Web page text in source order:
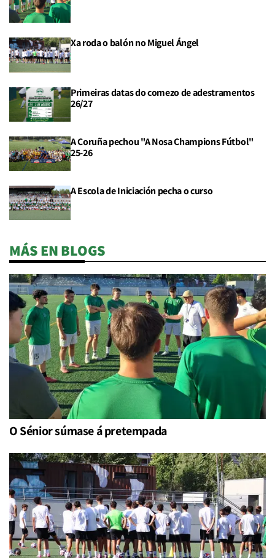
Xa roda o balón no Miguel Ángel
Primeiras datas do comezo de adestramentos
26/27
A Coruña pechou "A Nosa Champions Fútbol"
25-26
A Escola de Iniciación pecha o curso
MÁS EN BLOGS
O Sénior súmase á pretempada